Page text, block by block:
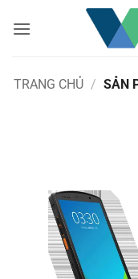
qua
TRANG CHỦ / SẢN